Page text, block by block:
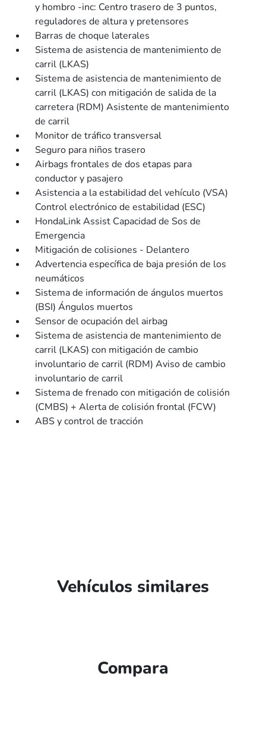
y hombro -inc: Centro trasero de 3 puntos,
reguladores de altura y pretensores
Barras de choque laterales
Sistema de asistencia de mantenimiento de
carril (LKAS)
Sistema de asistencia de mantenimiento de
carril (LKAS) con mitigación de salida de la
carretera (RDM) Asistente de mantenimiento
de carril
Monitor de tráfico transversal
Seguro para niños trasero
Airbags frontales de dos etapas para
conductor y pasajero
Asistencia a la estabilidad del vehículo (VSA)
Control electrónico de estabilidad (ESC)
HondaLink Assist Capacidad de Sos de
Emergencia
Mitigación de colisiones - Delantero
Advertencia específica de baja presión de los
neumáticos
Sistema de información de ángulos muertos
(BSI) Ángulos muertos
Sensor de ocupación del airbag
Sistema de asistencia de mantenimiento de
carril (LKAS) con mitigación de cambio
involuntario de carril (RDM) Aviso de cambio
involuntario de carril
Sistema de frenado con mitigación de colisión
(CMBS) + Alerta de colisión frontal (FCW)
ABS y control de tracción
Vehículos similares
Compara